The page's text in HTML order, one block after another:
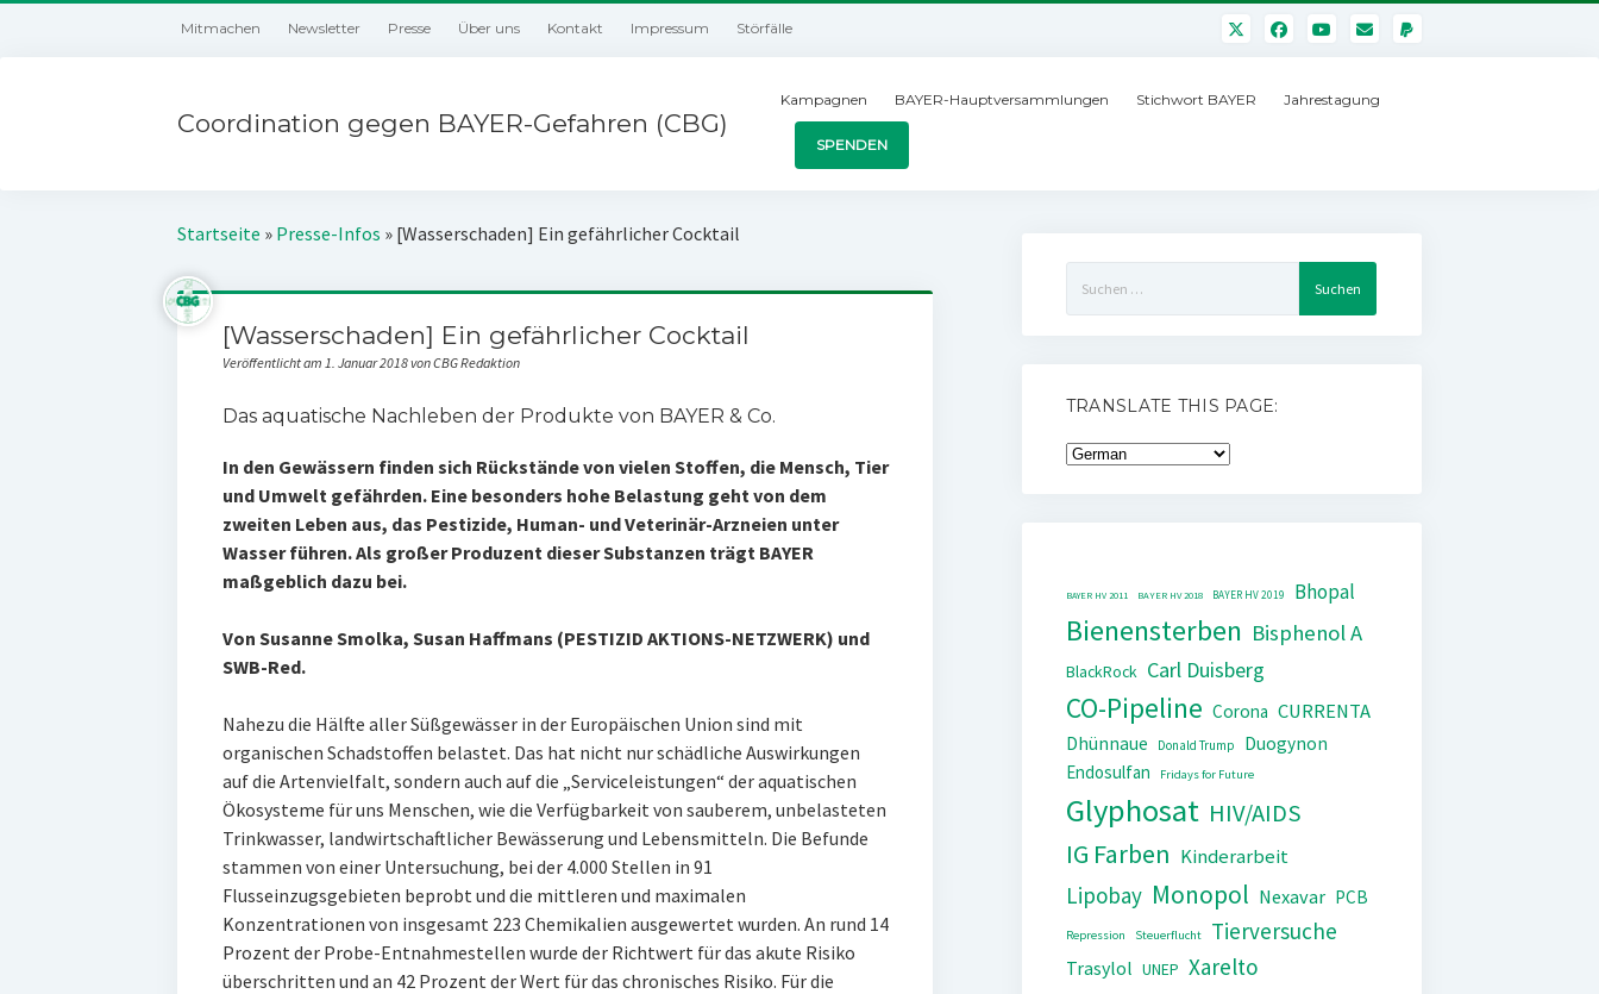
Mitmachen Newsletter Presse Über uns Kontakt Impressum Störfälle
Coordination gegen BAYER-Gefahren (CBG)
Kampagnen BAYER-Hauptversammlungen Stichwort BAYER Jahrestagung
SPENDEN
Startseite » Presse-Infos » [Wasserschaden] Ein gefährlicher Cocktail
[Wasserschaden] Ein gefährlicher Cocktail
Veröffentlicht am 1. Januar 2018 von CBG Redaktion
Das aquatische Nachleben der Produkte von BAYER & Co.
In den Gewässern finden sich Rückstände von vielen Stoffen, die Mensch, Tier
und Umwelt gefährden. Eine besonders hohe Belastung geht von dem
zweiten Leben aus, das Pestizide, Human- und Veterinär-Arzneien unter
Wasser führen. Als großer Produzent dieser Substanzen trägt BAYER
maßgeblich dazu bei.
Von Susanne Smolka, Susan Haffmans (PESTIZID AKTIONS-NETZWERK) und
SWB-Red.
Nahezu die Hälfte aller Süßgewässer in der Europäischen Union sind mit
organischen Schadstoffen belastet. Das hat nicht nur schädliche Auswirkungen
auf die Artenvielfalt, sondern auch auf die „Serviceleistungen“ der aquatischen
Ökosysteme für uns Menschen, wie die Verfügbarkeit von sauberem, unbelasteten
Trinkwasser, landwirtschaftlicher Bewässerung und Lebensmitteln. Die Befunde
stammen von einer Untersuchung, bei der 4.000 Stellen in 91
Flusseinzugsgebieten beprobt und die mittleren und maximalen
Konzentrationen von insgesamt 223 Chemikalien ausgewertet wurden. An rund 14
Prozent der Probe-Entnahmestellen wurde der Richtwert für das akute Risiko
überschritten und an 42 Prozent der Wert für das chronisches Risiko. Für die
nach:
TRANSLATE THIS PAGE:
BAYER HV 2011 BAYER HV 2018 BAYER HV 2019 Bhopal
Bienensterben Bisphenol A
BlackRock Carl Duisberg
CO-Pipeline Corona CURRENTA
Dhünnaue Donald Trump
Duogynon
Endosulfan
Fridays for Future
Glyphosat HIV/AIDS
IG Farben Kinderarbeit
Lipobay Monopol Nexavar PCB
Repression Steuerflucht Tierversuche
Trasylol UNEP Xarelto